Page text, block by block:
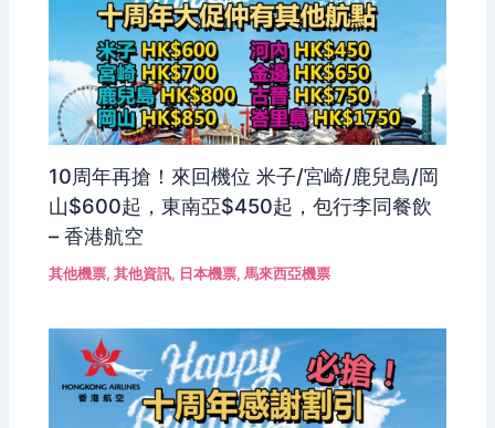
10周年再搶！來回機位 米子/宮崎/鹿兒島/岡
山$600起，東南亞$450起，包行李同餐飲
– 香港航空
其他機票,其他資訊, 日本機票,馬來西亞機票